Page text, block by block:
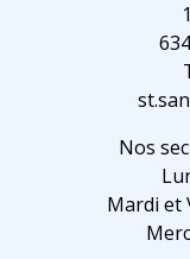
Nos
Mardi et